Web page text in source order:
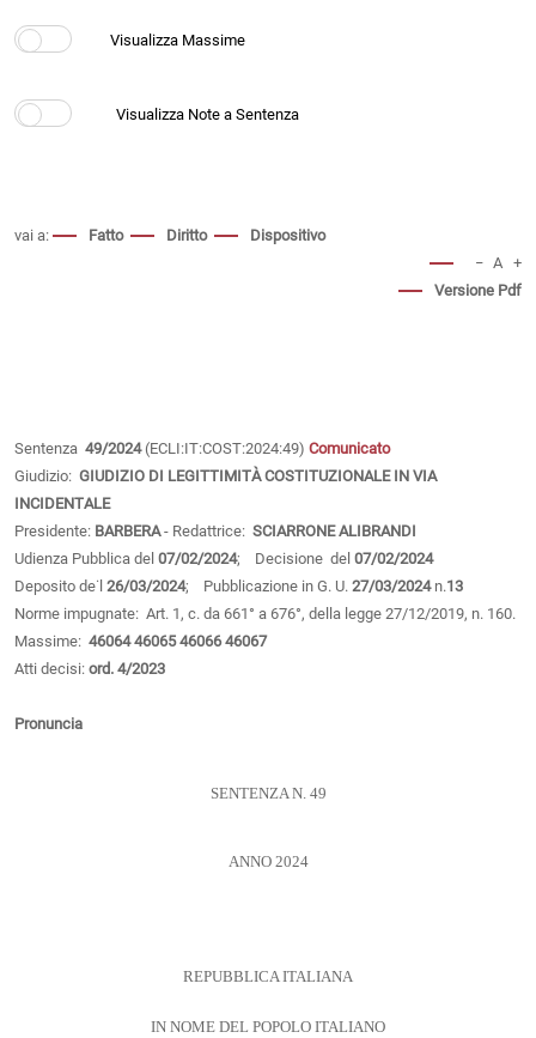
vai a: Fatto Diritto
Dispositivo
− A +
Versione Pdf
Sentenza 49/2024(ECLI:IT:COST:2024:49) Comunicato
Giudizio: GIUDIZIO DI LEGITTIMITÀ COSTITUZIONALE IN VIA
INCIDENTALE
Presidente: BARBERA- Redattrice: SCIARRONE ALIBRANDI
Udienza Pubblica del 07/02/2024; Decisione del 07/02/2024
Deposito de˙l 26/03/2024; Pubblicazione in G. U. 27/03/2024n.13
Norme impugnate: Art. 1, c. da 661° a 676°, della legge 27/12/2019, n. 160.
Massime: 46064 46065 46066 46067
Atti decisi: ord. 4/2023
Pronuncia
SENTENZA N. 49
ANNO 2024
REPUBBLICA ITALIANA
IN NOME DEL POPOLO ITALIANO